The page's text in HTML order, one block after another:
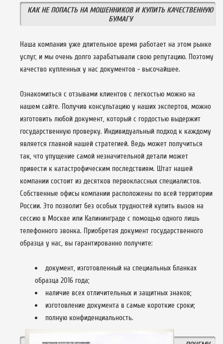
КАК НЕ ПОПАСТЬ НА МОШЕННИКОВ И КУПИТЬ КАЧЕСТВЕННУЮ
БУМАГУ
Наша компания уже длительное время работает на этом рынке
услуг, и мы очень долго зарабатывали свою репутацию. Поэтому
качество купленных у нас документов - высочайшее.
Ознакомиться с отзывами клиентов с легкостью можно на
нашем сайте. Получив консультацию у наших экспертов, можно
изготовить любой документ, который с гордостью выдержит
государственную проверку. Индивидуальный подход к каждому
является главной нашей стратегией. Ведь может получиться
так, что упущение самой незначительной детали может
привести к катастрофическим последствиям. Штат нашей
компании состоит из десятков первоклассных специалистов.
Собственные офисы компании расположены по всей территории
России. Это позволит без особых трудностей купить вызов на
сессию в Москве или Калининграде с помощью одного лишь
телефонного звонка. Приобретая документ государственного
образца у нас, вы гарантированно получите:
документ, изготовленный на специальных бланках
образца 2016 года;
наличие всех отличительных и защитных знаков;
изготовление документа в самые короткие сроки;
полную конфиденциальность.